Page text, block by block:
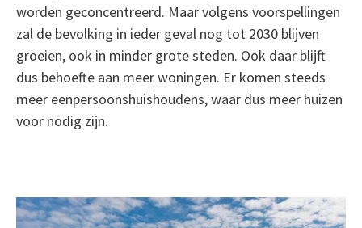
worden geconcentreerd. Maar volgens voorspellingen
zal de bevolking in ieder geval nog tot 2030 blijven
groeien, ook in minder grote steden. Ook daar blijft
dus behoefte aan meer woningen. Er komen steeds
meer eenpersoonshuishoudens, waar dus meer huizen
voor nodig zijn.